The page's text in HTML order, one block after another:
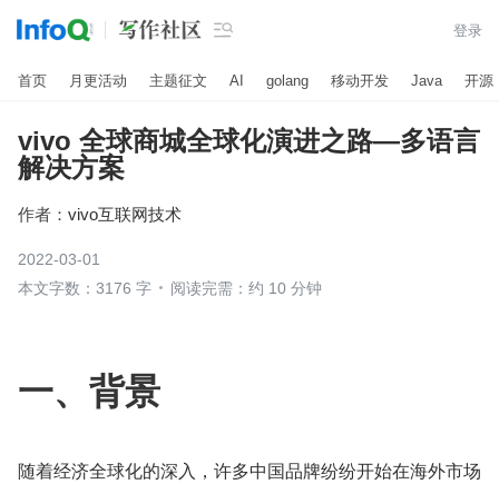
 登录
首页 月更活动 主题征文 AI golang 移动开发 Java 开源
vivo 全球商城全球化演进之路—多语言
解决方案
作者： vivo互联网技术
2022-03-01
本文字数：3176 字
阅读完需：约 10 分钟
一、背景
随着经济全球化的深入，许多中国品牌纷纷开始在海外市场